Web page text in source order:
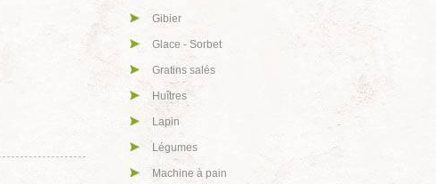
Gibier
Glace - Sorbet
Gratins salés
Huîtres
Lapin
Légumes
Machine à pain